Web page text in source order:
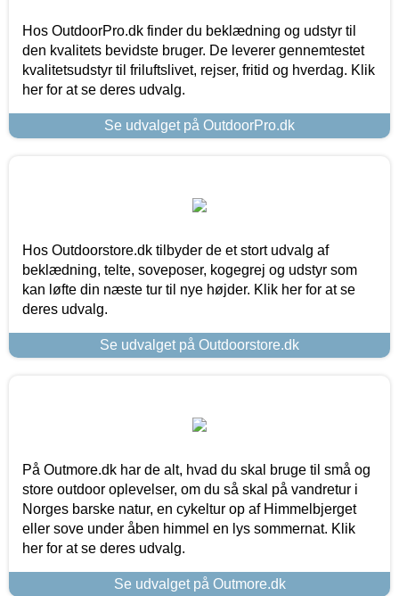
Hos OutdoorPro.dk finder du beklædning og udstyr til
den kvalitets bevidste bruger. De leverer gennemtestet
kvalitetsudstyr til friluftslivet, rejser, fritid og hverdag. Klik
her for at se deres udvalg.
Se udvalget på OutdoorPro.dk
Hos Outdoorstore.dk tilbyder de et stort udvalg af
beklædning, telte, soveposer, kogegrej og udstyr som
kan løfte din næste tur til nye højder. Klik her for at se
deres udvalg.
Se udvalget på Outdoorstore.dk
På Outmore.dk har de alt, hvad du skal bruge til små og
store outdoor oplevelser, om du så skal på vandretur i
Norges barske natur, en cykeltur op af Himmelbjerget
eller sove under åben himmel en lys sommernat. Klik
her for at se deres udvalg.
Se udvalget på Outmore.dk